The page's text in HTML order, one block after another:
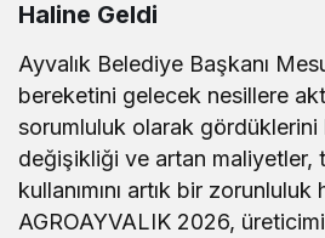
Haline Geldi
Ayvalık Belediye Başkanı
bereketini gelecek nesillere
sorumluluk olarak gördüklerini
değişikliği ve artan maliyetler,
kullanımını artık bir
AGROAYVALIK 2026,